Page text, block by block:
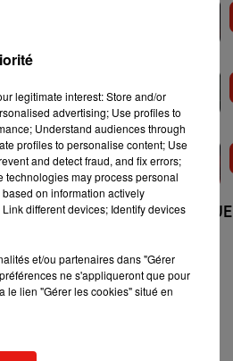
hôtel-
au
janvier, à
n’a rien
+ DE MUSIQUE
legitimate interest: Store and/or
advertising; Use profiles to
Understand audiences through
profiles to personalise content; Use
and detect fraud, and fix errors;
technologies may process personal
on information actively
different devices; Identify devices
et/ou partenaires dans "Gérer
ne s'appliqueront que pour
le lien "Gérer les cookies" situé en